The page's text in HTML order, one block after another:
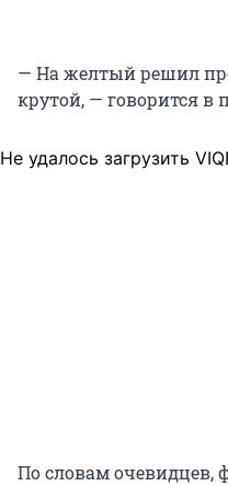
— На желтый решил
крутой, — говорится в
Не удалось загрузить
По словам очевидцев,